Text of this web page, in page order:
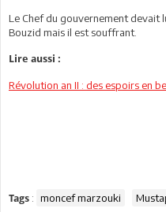
Le Chef du gouvernement devait
Bouzid mais il est souffrant.
Lire aussi :
Révolution an II : des espoirs en
Tags : moncef marzouki